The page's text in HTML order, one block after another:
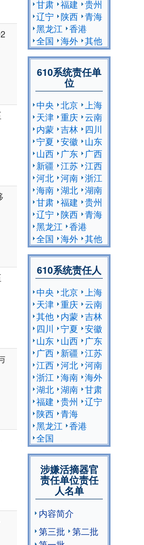
甘肃 福建 贵州
辽宁
陕西 青海
黑龙江 香港
全国 海外 其他
610系统责任单
位
中央 北京
上海
天津 重庆 云南
内蒙 吉林
四川
宁夏 安徽
山东
山西
广东
广西
新疆 江苏 江西
河北 河南 浙江
海南 湖北 湖南
甘肃 福建 贵州
辽宁
陕西 青海
黑龙江 香港
全国 海外 其他
610系统责任人
中央 北京
上海
天津 重庆 云南
其他 内蒙 吉林
四川
宁夏 安徽
山东 山西
广东
广西 新疆 江苏
江西 河北 河南
浙江 海南 海外
湖北 湖南 甘肃
福建 贵州
辽宁
陕西 青海
黑龙江 香港
全国
涉嫌活摘器官
责任单位责任
人名单
内容简介
第三批
第二批